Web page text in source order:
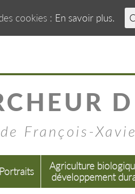
François-
Portraits
Agriculture
développement
cookies : En savoir plus.